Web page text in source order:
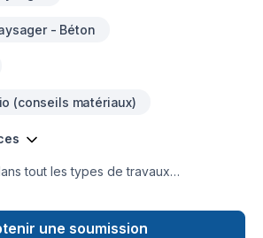
- Béton
(conseils matériaux)
tout les types de travaux
d'amenagement paysager
une soumission